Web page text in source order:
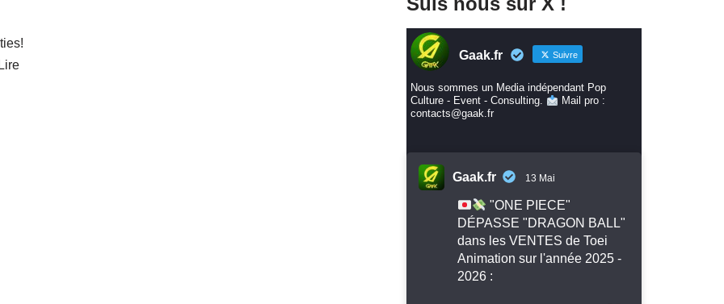
Lire
Gaak.fr Suivre
Nous sommes un Media indépendant Pop
Culture - Event - Consulting.
Mail pro :
contacts@gaak.fr
Gaak.fr 13 Mai
"ONE PIECE"
DÉPASSE "DRAGON BALL"
dans les VENTES de Toei
Animation sur l'année 2025 -
2026 :